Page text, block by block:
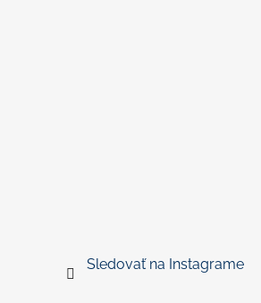
Sledovať na Instagrame